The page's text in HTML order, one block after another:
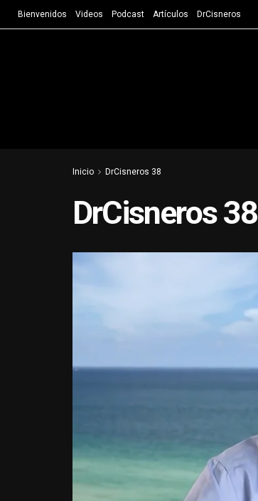
Bienvenidos Videos Podcast Artículos DrCisneros
Inicio DrCisneros 38
DrCisneros 38